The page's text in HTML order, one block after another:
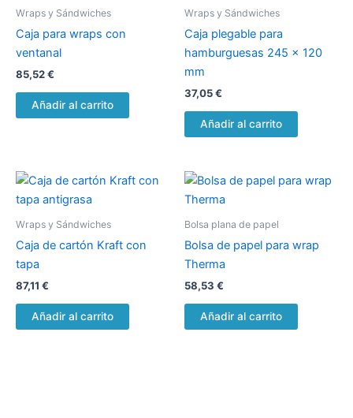
Wraps y Sándwiches
Caja para wraps con
ventanal
85,52€
Añadir al carrito
Wraps y Sándwiches
Caja plegable para
hamburguesas 245 x 120
mm
37,05€
Añadir al carrito
Wraps y Sándwiches
Caja de cartón Kraft con
tapa
87,11 €
Añadir al carrito
Bolsa plana de papel
Bolsa de papel para wrap
Therma
58,53 €
Añadir al carrito